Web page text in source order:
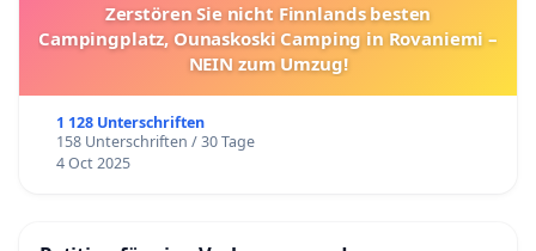
Zerstören Sie nicht Finnlands besten
Campingplatz, Ounaskoski Camping in Rovaniemi –
NEIN zum Umzug!
1 128 Unterschriften
158 Unterschriften / 30 Tage
4 Oct 2025